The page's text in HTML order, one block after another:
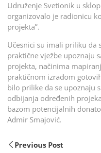
Udruženje Svetionik u
organizovalo je radionicu
projekta”.
Učesnici su imali priliku da
praktične vježbe upoznaju
projekta, načinima
praktičnom izradom
bilo prilike da se upoznaju
odbijanja određenih
bazom potencijalnih
Admir Smajović.
Previous Post